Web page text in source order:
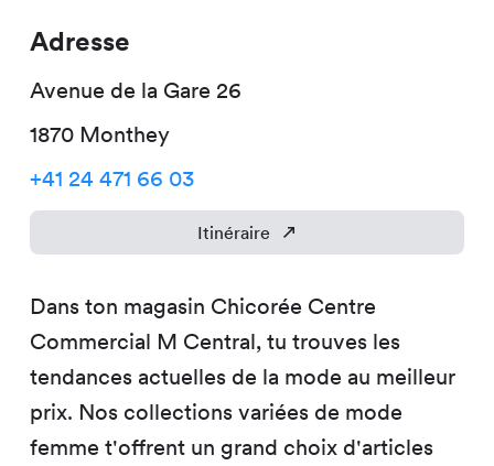
Adresse
Avenue de la Gare 26
1870 Monthey
+41 24 471 66 03
Itinéraire
Dans ton magasin Chicorée Centre
Commercial M Central, tu trouves les
tendances actuelles de la mode au meilleur
prix. Nos collections variées de mode
femme t'offrent un grand choix d'articles